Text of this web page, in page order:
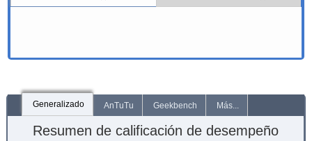
Generalizado AnTuTu Geekbench Más...
Resumen de calificación de desempeño